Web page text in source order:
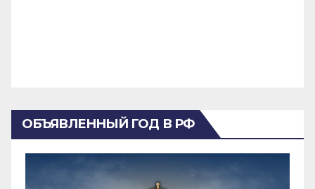
ОБЪЯВЛЕННЫЙ ГОД В РФ